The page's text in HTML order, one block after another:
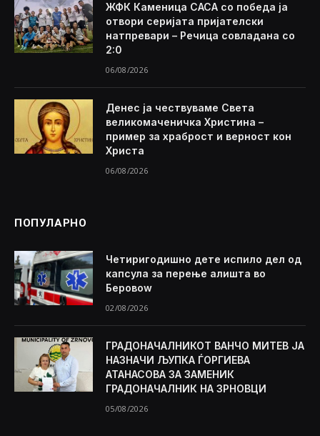
ЖФК Каменица САСА со победа ја
отвори серијата пријателски
натпревари – Речица совладана со
2:0
06/08/2026
Денес ја чествуваме Света
великомаченичка Христина –
пример за храброст и верност кон
Христа
06/08/2026
ПОПУЛАРНО
Четиригодишно дете испило дел од
капсула за перење алишта во
Беровоw
02/08/2026
ГРАДОНАЧАЛНИКОТ ВАНЧО МИТЕВ ЈА
НАЗНАЧИ ЉУПКА ЃОРГИЕВА
АТАНАСОВА ЗА ЗАМЕНИК
ГРАДОНАЧАЛНИК НА ЗРНОВЦИ
05/08/2026